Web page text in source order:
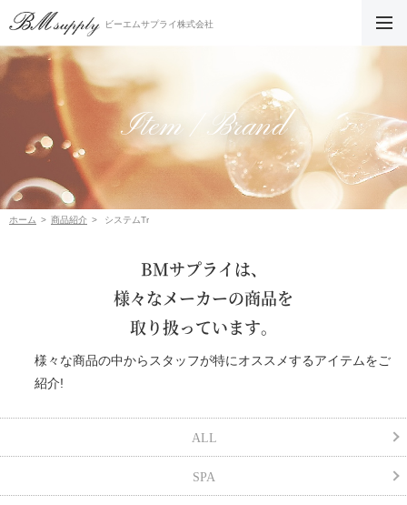
ビーエムサプライ株式会社
Item / Brand
ホーム 商品紹介 システムTr
BMサプライは、
様々なメーカーの商品を
取り扱っています。
様々な商品の中からスタッフが特にオススメするアイテムをご
紹介!
ALL
SPA